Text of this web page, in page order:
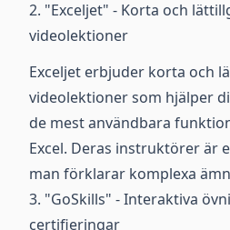
2. "Exceljet" - Korta och
videolektioner
Exceljet erbjuder korta och
videolektioner som hjälper
de mest användbara
Excel. Deras instruktörer är
man förklarar komplexa
3. "GoSkills" - Interaktiva
certifieringar